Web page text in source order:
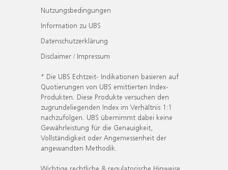
Nutzungsbedingungen
Information zu UBS
Datenschutzerklärung
Disclaimer / Impressum
* Die UBS Echtzeit- Indikationen basieren auf
Quotierungen von UBS emittierten Index-
Produkten. Diese Produkte versuchen den
zugrundeliegenden Index im Verhältnis 1:1
nachzufolgen. UBS übernimmt dabei keine
Gewährleistung für die Genauigkeit,
Vollständigkeit oder Angemessenheit der
angewandten Methodik.